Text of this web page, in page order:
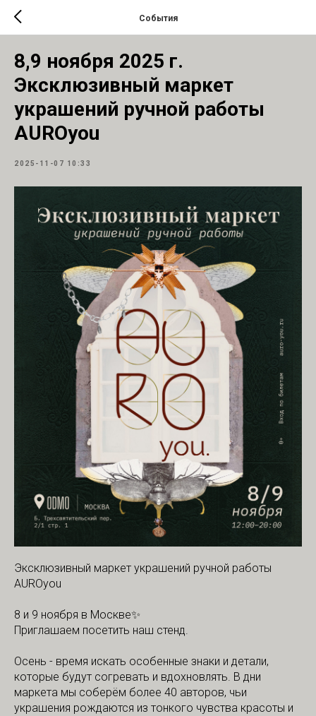
События
8,9 ноября 2025 г.
Эксклюзивный маркет
украшений ручной работы
AUROyou
2025-11-07 10:33
Эксклюзивный маркет украшений ручной работы
AUROyou
8 и 9 ноября в Москве✨
Приглашаем посетить наш стенд.
Осень - время искать особенные знаки и детали,
которые будут согревать и вдохновлять. В дни
маркета мы соберём более 40 авторов, чьи
украшения рождаются из тонкого чувства красоты и